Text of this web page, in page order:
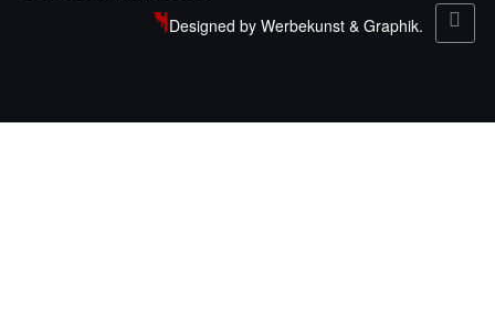
Designed by Werbekunst & Graphik.